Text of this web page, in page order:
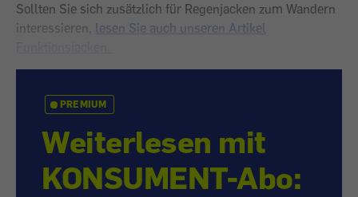
Sollten Sie sich zusätzlich für Regenjacken zum Wandern
interessieren, lesen Sie auch unseren Artikel
PREMIUM
Weiterlesen mit
KONSUMENT-Abo: